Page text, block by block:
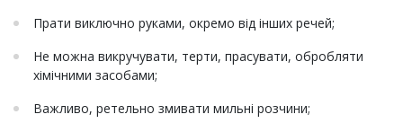
Прати виключно руками, окремо від інших речей;
Не можна викручувати, терти, прасувати, обробляти
хімічними засобами;
Важливо, ретельно змивати мильні розчини;